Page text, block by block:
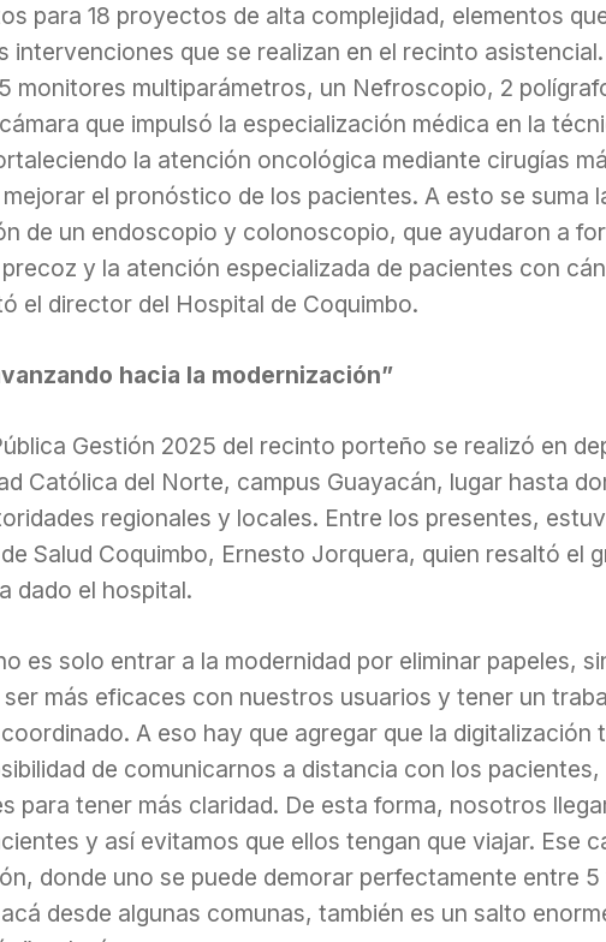
para 18 proyectos de alta complejidad, elementos
intervenciones que se realizan en el recinto asistencial.
monitores multiparámetros, un Nefroscopio, 2
que impulsó la especialización médica en la
la atención oncológica mediante cirugías
el pronóstico de los pacientes. A esto se suma
de un endoscopio y colonoscopio, que ayudaron a
y la atención especializada de pacientes con
el director del Hospital de Coquimbo.
hacia la modernización”
Gestión 2025 del recinto porteño se realizó en
Católica del Norte, campus Guayacán, lugar hasta
regionales y locales. Entre los presentes,
Salud Coquimbo, Ernesto Jorquera, quien resaltó el
dado el hospital.
es solo entrar a la modernidad por eliminar papeles,
más eficaces con nuestros usuarios y tener un
A eso hay que agregar que la digitalización
de comunicarnos a distancia con los
para tener más claridad. De esta forma, nosotros
y así evitamos que ellos tengan que viajar. Ese
donde uno se puede demorar perfectamente entre 5
desde algunas comunas, también es un salto